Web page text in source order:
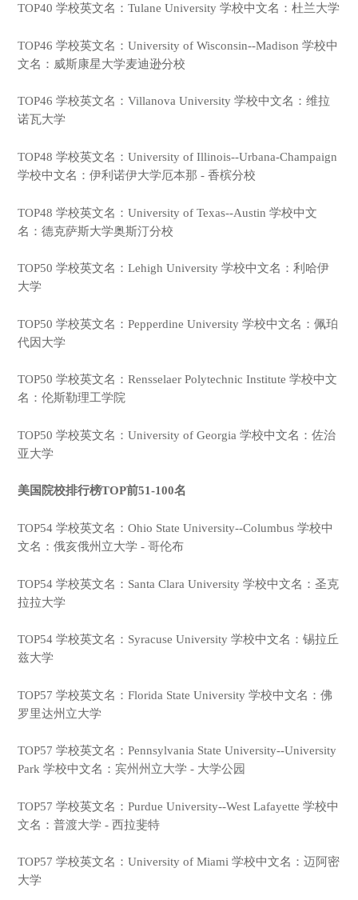
TOP40 学校英文名：Tulane University 学校中文名：杜兰大学
TOP46 学校英文名：University of Wisconsin--Madison 学校中
文名：威斯康星大学麦迪逊分校
TOP46 学校英文名：Villanova University 学校中文名：维拉
诺瓦大学
TOP48 学校英文名：University of Illinois--Urbana-Champaign
学校中文名：伊利诺伊大学厄本那 - 香槟分校
TOP48 学校英文名：University of Texas--Austin 学校中文
名：德克萨斯大学奥斯汀分校
TOP50 学校英文名：Lehigh University 学校中文名：利哈伊
大学
TOP50 学校英文名：Pepperdine University 学校中文名：佩珀
代因大学
TOP50 学校英文名：Rensselaer Polytechnic Institute 学校中文
名：伦斯勒理工学院
TOP50 学校英文名：University of Georgia 学校中文名：佐治
亚大学
美国院校排行榜TOP前51-100名
TOP54 学校英文名：Ohio State University--Columbus 学校中
文名：俄亥俄州立大学 - 哥伦布
TOP54 学校英文名：Santa Clara University 学校中文名：圣克
拉拉大学
TOP54 学校英文名：Syracuse University 学校中文名：锡拉丘
兹大学
TOP57 学校英文名：Florida State University 学校中文名：佛
罗里达州立大学
TOP57 学校英文名：Pennsylvania State University--University
Park 学校中文名：宾州州立大学 - 大学公园
TOP57 学校英文名：Purdue University--West Lafayette 学校中
文名：普渡大学 - 西拉斐特
TOP57 学校英文名：University of Miami 学校中文名：迈阿密
大学